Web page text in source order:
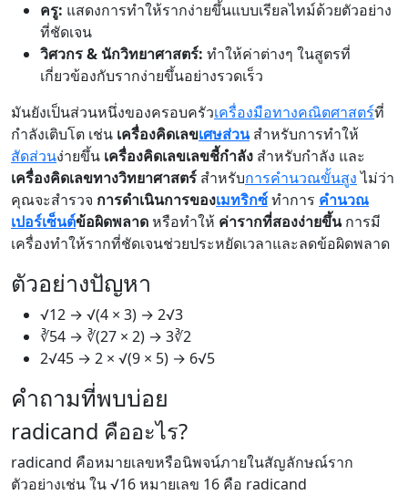
ครู: แสดงการทำให้รากง่ายขึ้นแบบเรียลไทม์ด้วยตัวอย่าง
ที่ชัดเจน
วิศวกร & นักวิทยาศาสตร์: ทำให้ค่าต่างๆ ในสูตรที่
เกี่ยวข้องกับรากง่ายขึ้นอย่างรวดเร็ว
มันยังเป็นส่วนหนึ่งของครอบครัวเครื่องมือทางคณิตศาสตร์ที่
กำลังเติบโต เช่น เครื่องคิดเลขเศษส่วนสำหรับการทำให้
สัดส่วนง่ายขึ้น เครื่องคิดเลขเลขชี้กำลัง สำหรับกำลัง และ
เครื่องคิดเลขทางวิทยาศาสตร์ สำหรับการคำนวณขั้นสูงไม่ว่า
คุณจะสำรวจ การดำเนินการของเมทริกซ์ทำการ คำนวณ
เปอร์เซ็นต์ข้อผิดพลาดหรือทำให้ ค่ารากที่สองง่ายขึ้นการมี
เครื่องทำให้รากที่ชัดเจนช่วยประหยัดเวลาและลดข้อผิดพลาด
ตัวอย่างปัญหา
√12 → √(4 × 3) → 2√3
∛54 → ∛(27 × 2) → 3∛2
2√45 → 2 × √(9 × 5) → 6√5
คำถามที่พบบ่อย
radicand คืออะไร?
radicand คือหมายเลขหรือนิพจน์ภายในสัญลักษณ์ราก
ตัวอย่างเช่น ใน √16 หมายเลข 16 คือ radicand